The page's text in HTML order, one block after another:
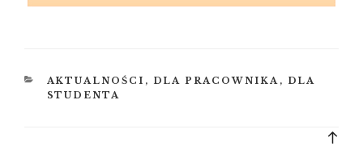
KATEGORIE
AKTUALNOŚCI , DLA PRACOWNIKA , DLA
STUDENTA